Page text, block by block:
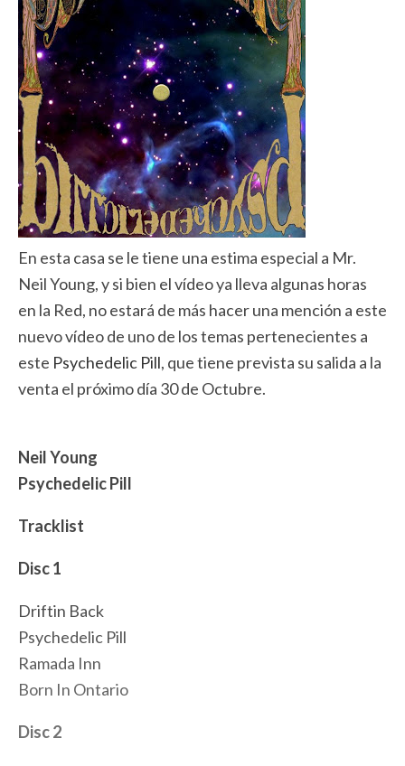
En esta casa se le tiene una estima especial a Mr.
Neil Young, y si bien el vídeo ya lleva algunas horas
en la Red, no estará de más hacer una mención a este
nuevo vídeo de uno de los temas pertenecientes a
este Psychedelic Pill, que tiene prevista su salida a la
venta el próximo día 30 de Octubre.
Neil Young
Psychedelic Pill
Tracklist
Disc 1
Driftin Back
Psychedelic Pill
Ramada Inn
Born In Ontario
Disc 2